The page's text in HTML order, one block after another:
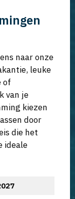
naar onze
leuke
of
van je
kiezen
door
die het
ideale